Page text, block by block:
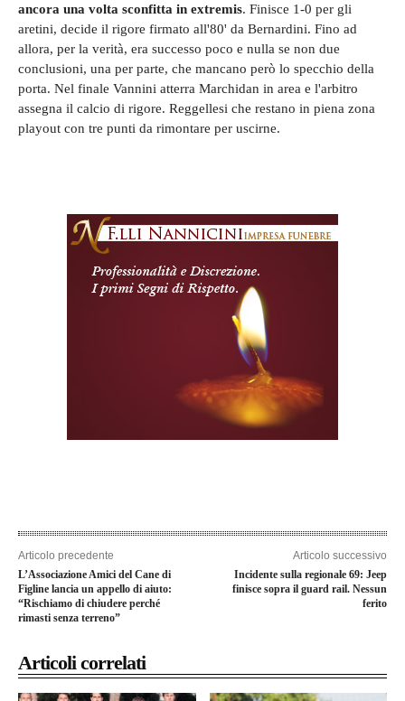
ancora una volta sconfitta in extremis. Finisce 1-0 per gli
aretini, decide il rigore firmato all'80' da Bernardini. Fino ad
allora, per la verità, era successo poco e nulla se non due
conclusioni, una per parte, che mancano però lo specchio della
porta. Nel finale Vannini atterra Marchidan in area e l'arbitro
assegna il calcio di rigore. Reggellesi che restano in piena zona
playout con tre punti da rimontare per uscirne.
Articolo precedente
L’Associazione Amici del Cane di
Figline lancia un appello di aiuto:
“Rischiamo di chiudere perché
rimasti senza terreno”
Articolo successivo
Incidente sulla regionale 69: Jeep
finisce sopra il guard rail. Nessun
ferito
Articoli correlati